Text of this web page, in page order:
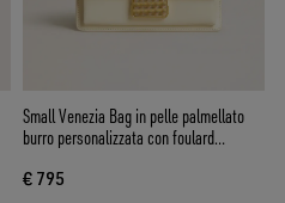
Small Venezia Bag in pelle palmellato
burro personalizzata con foulard
€ 795